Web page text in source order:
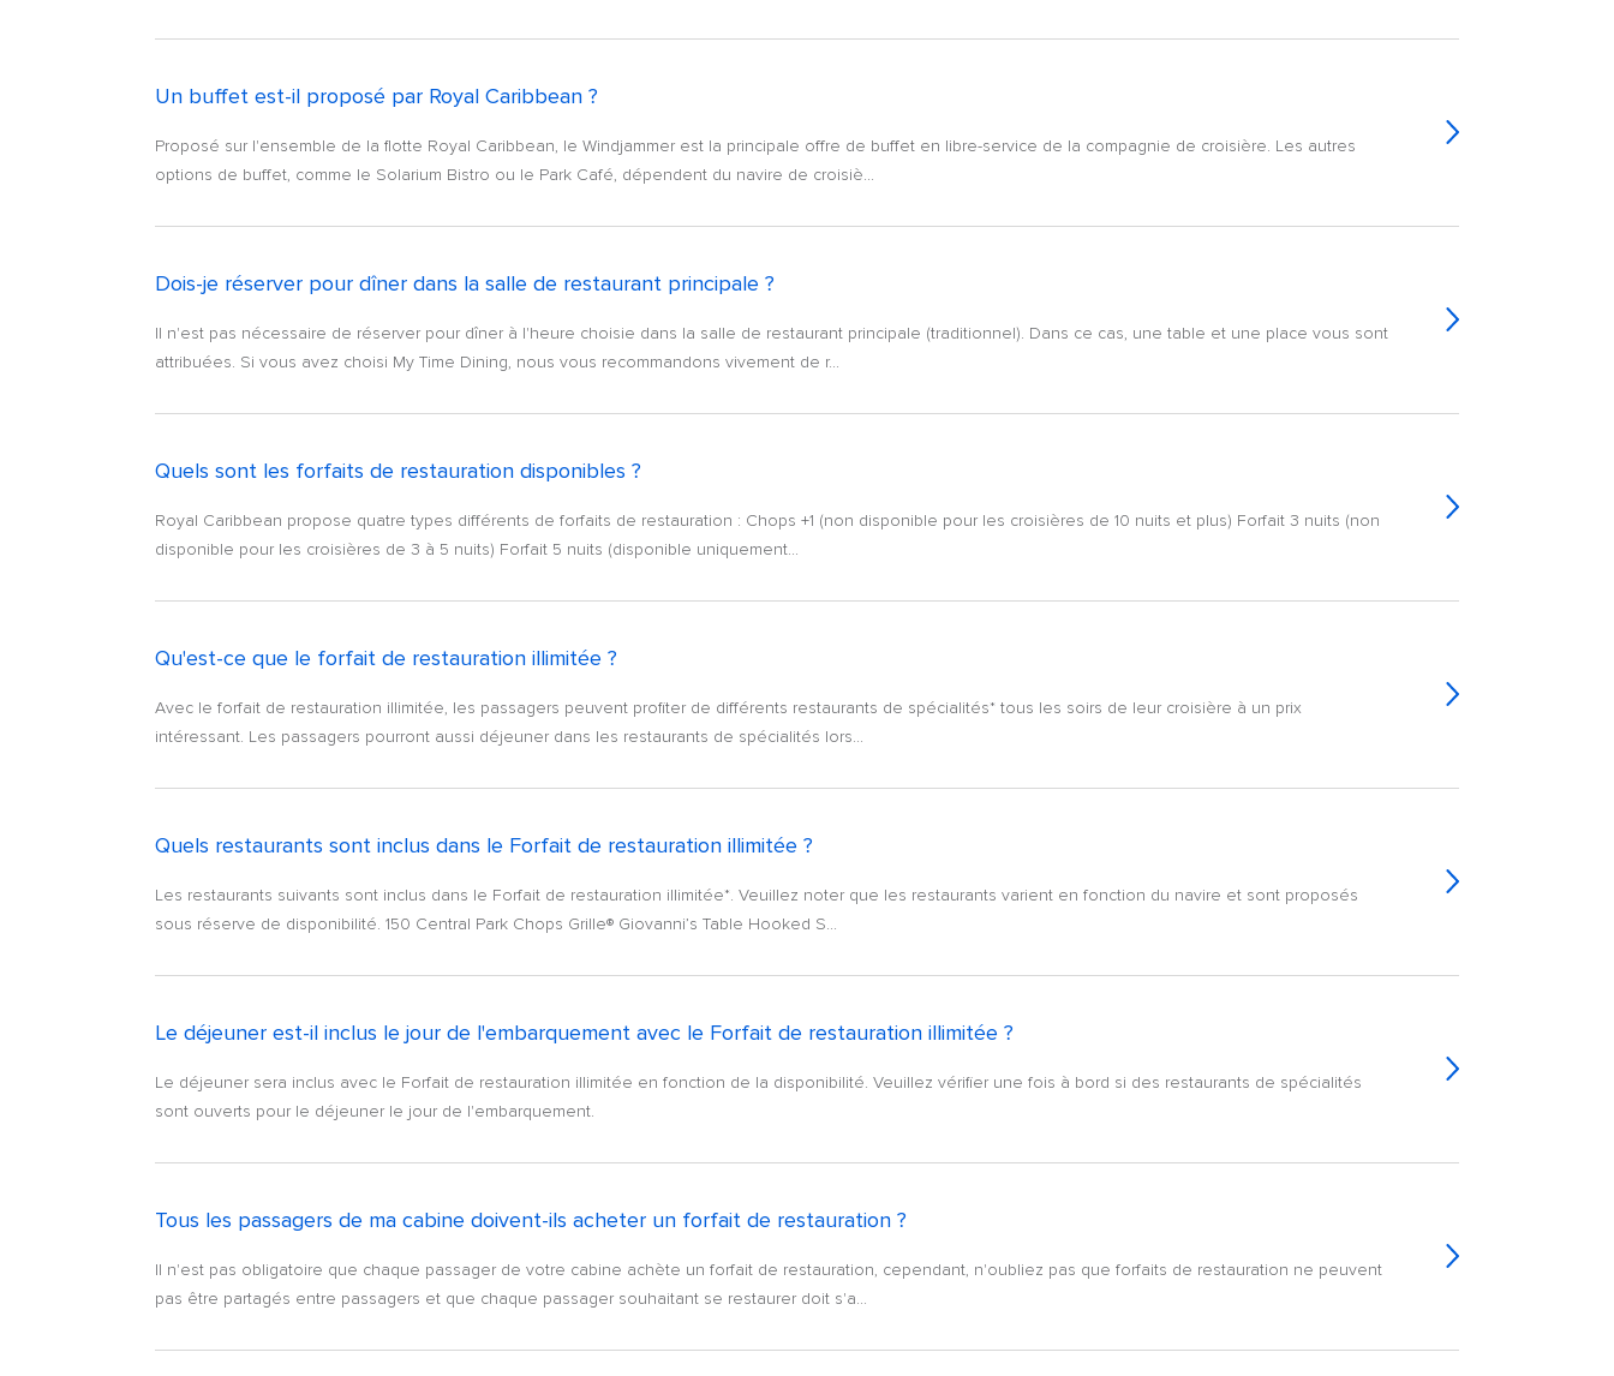
Un buffet est-il proposé par Royal Caribbean ?
Proposé sur l'ensemble de la flotte Royal Caribbean, le Windjammer est la principale offre de buffet en libre-service de la compagnie de croisière. Les autres
options de buffet, comme le Solarium Bistro ou le Park Café, dépendent du navire de croisiè...
Dois-je réserver pour dîner dans la salle de restaurant principale ?
Il n'est pas nécessaire de réserver pour dîner à l'heure choisie dans la salle de restaurant principale (traditionnel). Dans ce cas, une table et une place vous sont
attribuées. Si vous avez choisi My Time Dining, nous vous recommandons vivement de r...
Quels sont les forfaits de restauration disponibles ?
Royal Caribbean propose quatre types différents de forfaits de restauration : Chops +1 (non disponible pour les croisières de 10 nuits et plus) Forfait 3 nuits (non
disponible pour les croisières de 3 à 5 nuits) Forfait 5 nuits (disponible uniquement...
Qu'est-ce que le forfait de restauration illimitée ?
Avec le forfait de restauration illimitée, les passagers peuvent profiter de différents restaurants de spécialités* tous les soirs de leur croisière à un prix
intéressant. Les passagers pourront aussi déjeuner dans les restaurants de spécialités lors...
Quels restaurants sont inclus dans le Forfait de restauration illimitée ?
Les restaurants suivants sont inclus dans le Forfait de restauration illimitée*. Veuillez noter que les restaurants varient en fonction du navire et sont proposés
sous réserve de disponibilité. 150 Central Park Chops Grille® Giovanni’s Table Hooked S...
Le déjeuner est-il inclus le jour de l'embarquement avec le Forfait de restauration illimitée ?
Le déjeuner sera inclus avec le Forfait de restauration illimitée en fonction de la disponibilité. Veuillez vérifier une fois à bord si des restaurants de spécialités
sont ouverts pour le déjeuner le jour de l'embarquement.
Tous les passagers de ma cabine doivent-ils acheter un forfait de restauration ?
Il n'est pas obligatoire que chaque passager de votre cabine achète un forfait de restauration, cependant, n'oubliez pas que forfaits de restauration ne peuvent
pas être partagés entre passagers et que chaque passager souhaitant se restaurer doit s'a...